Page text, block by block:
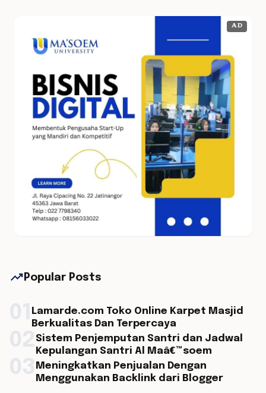
AD
trending_up Popular Posts
Lamarde.com Toko Online Karpet Masjid
Berkualitas Dan Terpercaya
Sistem Penjemputan Santri dan Jadwal
Kepulangan Santri Al Maâ€™soem
Meningkatkan Penjualan Dengan
Menggunakan Backlink dari Blogger